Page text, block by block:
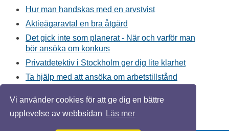
Vi använder cookies för att ge dig en bättre
upplevelse av webbsidan
Läs mer
Hur man handskas med en arvstvist
Aktieägaravtal en bra åtgärd
Det gick inte som planerat - När och varför man
bör ansöka om konkurs
Privatdetektiv i Stockholm ger dig lite klarhet
Ta hjälp med att ansöka om arbetstillstånd
Tips för att lösa vårdnadstvist i Göteborg